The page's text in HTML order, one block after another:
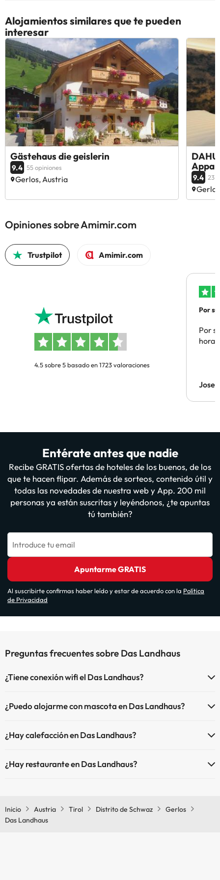
Alojamientos similares que te pueden
interesar
Gästehaus die geislerin
9.4 55 opiniones
Gerlos, Austria 9.4 23
Opiniones sobre Amimir.com
Trustpilot Amimir.com
4.5 sobre 5 basado en 1723 valoraciones
Por
Por
hora
Jose
Entérate antes que nadie
Recibe GRATIS ofertas de hoteles de los buenos, de los
que te hacen flipar. Además de sorteos, contenido útil y
todas las novedades de nuestra web y App. 200 mil
personas ya están suscritas y leyéndonos, ¿te apuntas
tú también?
Introduce tu email
Apuntarme GRATIS
Al suscribirte confirmas haber leído y estar de acuerdo con la Política
de Privacidad
Preguntas frecuentes sobre Das Landhaus
¿Tiene conexión wifi el Das Landhaus?
¿Puedo alojarme con mascota en Das Landhaus?
directo en hotel). Consulta las condiciones.
¿Hay calefacción en Das Landhaus?
¿Hay restaurante en Das Landhaus?
Inicio Austria Tirol Distrito de Schwaz
Gerlos
Das Landhaus